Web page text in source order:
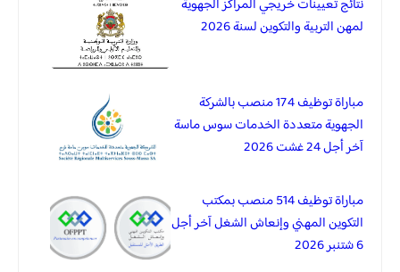
نتائج تعيينات خريجي المراكز الجهوية
لمهن التربية والتكوين لسنة 2026
مباراة توظيف 174 منصب بالشركة
الجهوية متعددة الخدمات سوس ماسة
آخر أجل 24 غشت 2026
مباراة توظيف 514 منصب بمكتب
التكوين المهني وإنعاش الشغل آخر أجل
6 شتنبر 2026